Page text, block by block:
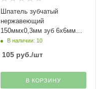
Шпатель зубчатый
нержавеющий
150ммх0,3мм зуб 6х6мм
Stayer
В наличии: 10
105руб./шт
В КОРЗИНУ